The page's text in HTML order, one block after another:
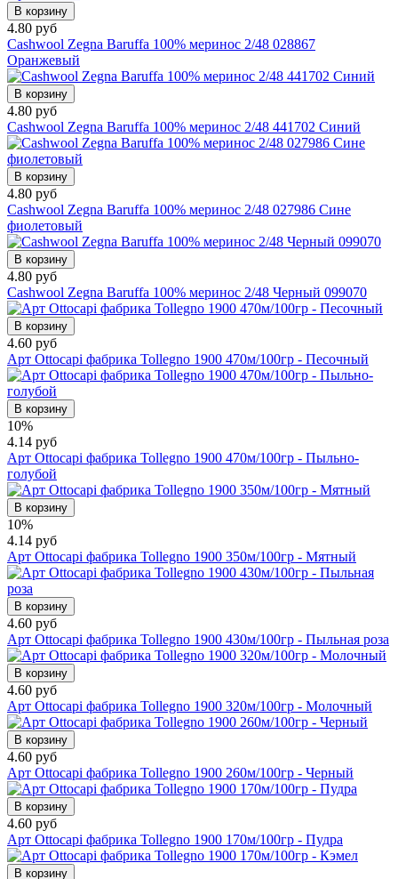
В корзину
4.80 руб
Cashwool Zegna Baruffa 100% меринос 2/48 028867
Оранжевый
В корзину
4.80 руб
Cashwool Zegna Baruffa 100% меринос 2/48 441702 Синий
В корзину
4.80 руб
Cashwool Zegna Baruffa 100% меринос 2/48 027986 Сине
фиолетовый
В корзину
4.80 руб
Cashwool Zegna Baruffa 100% меринос 2/48 Черный 099070
В корзину
4.60 руб
Арт Ottocapi фабрика Tollegno 1900 470м/100гр - Песочный
В корзину
10%
4.14 руб
Арт Ottocapi фабрика Tollegno 1900 470м/100гр - Пыльно-
голубой
В корзину
10%
4.14 руб
Арт Ottocapi фабрика Tollegno 1900 350м/100гр - Мятный
В корзину
4.60 руб
Арт Ottocapi фабрика Tollegno 1900 430м/100гр - Пыльная роза
В корзину
4.60 руб
Арт Ottocapi фабрика Tollegno 1900 320м/100гр - Молочный
В корзину
4.60 руб
Арт Ottocapi фабрика Tollegno 1900 260м/100гр - Черный
В корзину
4.60 руб
Арт Ottocapi фабрика Tollegno 1900 170м/100гр - Пудра
В корзину